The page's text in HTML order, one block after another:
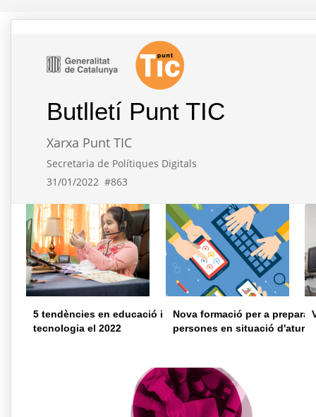
Butlletí Punt TIC
Xarxa Punt TIC
Secretaria de Polítiques Digitals
31/01/2022 #863
5 tendències en educació i
tecnologia el 2022
Nova formació per a preparar
persones en situació d'atur